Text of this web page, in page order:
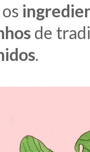
de
.